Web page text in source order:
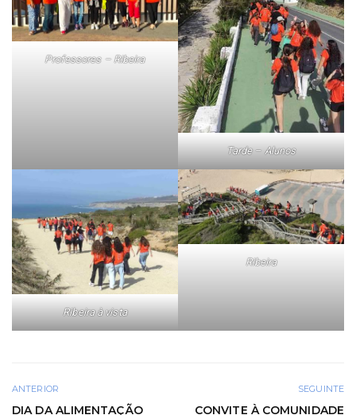
Professores – Ribeira
Tarde – Alunos
Ribeira à vista
Ribeira
ANTERIOR
DIA DA ALIMENTAÇÃO
SEGUINTE
CONVITE À COMUNIDADE